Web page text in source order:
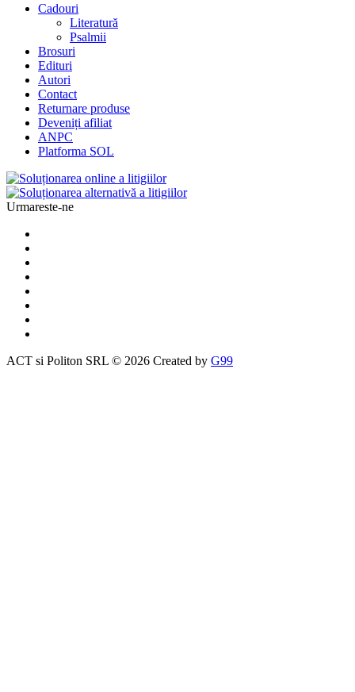
Cadouri
Literatură
Psalmii
Brosuri
Edituri
Autori
Contact
Returnare produse
Deveniți afiliat
ANPC
Platforma SOL
Urmareste-ne
ACT si Politon SRL © 2026 Created by G99